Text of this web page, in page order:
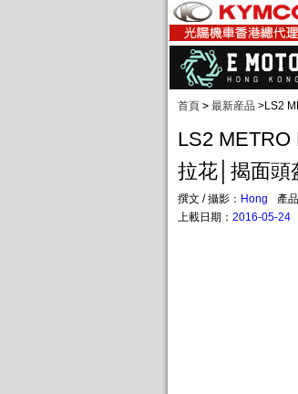
首頁 > 最新産品 >LS2
LS2
拉花│揭面頭
撰文 / 攝影： Hong 產
上載日期： 2016-05-24